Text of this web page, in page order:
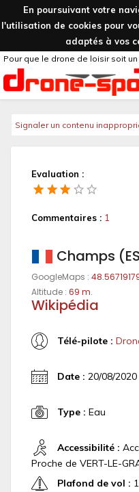
En poursuivant votre
l'utilisation de cookies pour
adaptés à vos
Pour que le drone de loisir soit
Signaler un contenu
Evaluation :
Commentaires : 1
Champs
GoogleMaps :
Altitude : 69 m.
Wikipédia
Télé-pilote :
Date : 20/08/2020
Type : Eau
Accessibilité :
Proche de VERT-LE-
Plafond de vol :